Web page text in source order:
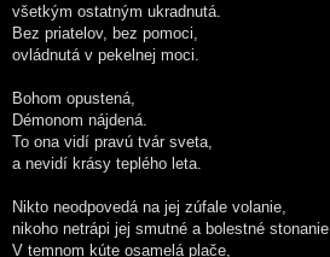
všetkým ostatným ukradnutá.
Bez priatelov, bez pomoci,
ovládnutá v pekelnej moci.
Bohom opustená,
Démonom nájdená.
To ona vidí pravú tvár sveta,
a nevidí krásy teplého leta.
Nikto neodpovedá na jej zúfale volanie,
nikoho netrápi jej smutné a bolestné stonanie.
V temnom kúte osamelá plače,